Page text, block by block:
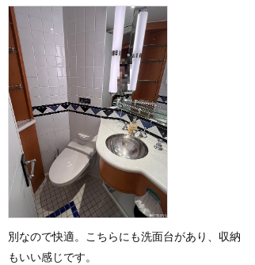
別なので快適。こちらにも洗面台があり、収納
もいい感じです。